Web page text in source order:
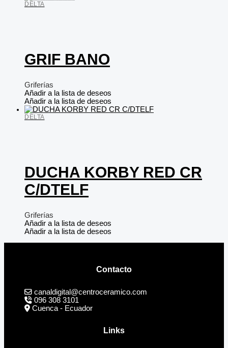
DELTA
GRIF BANO
Griferías
Añadir a la lista de deseos
Añadir a la lista de deseos
DELTA
DUCHA KORBY RED CR
C/DTELF
Griferías
Añadir a la lista de deseos
Añadir a la lista de deseos
Contacto
canaldigital@centroceramico.com
096 308 3101
Cuenca - Ecuador
Links